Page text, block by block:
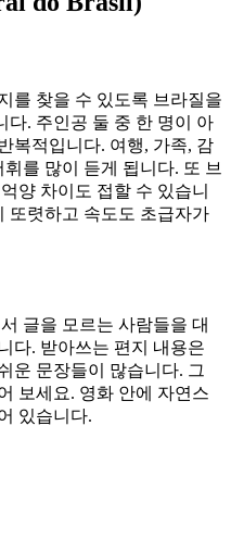
를 찾을 수 있도록 브라질을
다. 주인공 둘 중 한 명이 아
복적입니다. 여행, 가족, 감
를 많이 듣게 됩니다. 또 브
양 차이도 접할 수 있습니
또렷하고 속도도 초급자가
글을 모르는 사람들을 대
다. 받아쓰는 편지 내용은
운 문장들이 많습니다. 그
보세요. 영화 안에 자연스
있습니다.